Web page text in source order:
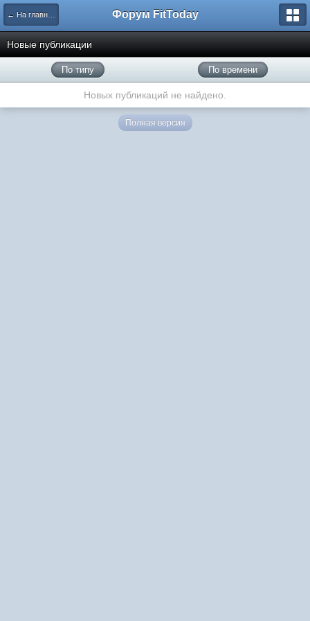
← На главную Форум FitToday
Новые публикации
По типу По времени
Новых публикаций не найдено.
Полная версия